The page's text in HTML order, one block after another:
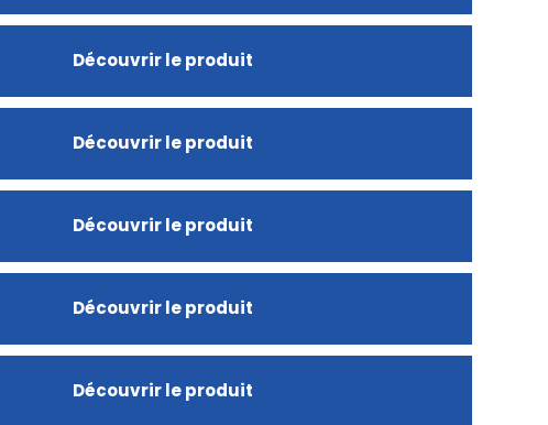
Découvrir le produit
Découvrir le produit
Découvrir le produit
Découvrir le produit
Découvrir le produit